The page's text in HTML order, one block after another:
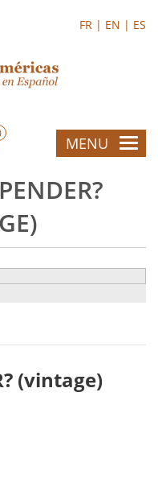
FR | EN | ES
MENU
(vintage)